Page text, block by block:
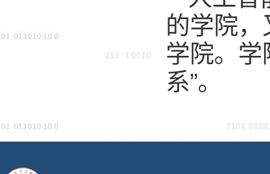
的学院
学院。学
系”。